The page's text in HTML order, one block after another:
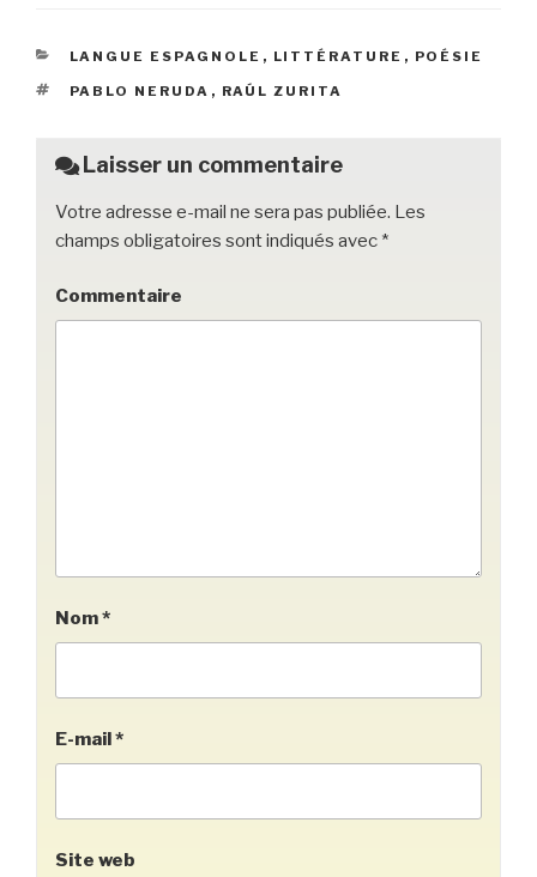
e
b
o
k
er
k
et
g
er
CATÉGORIES
LANGUE ESPAGNOLE , LITTÉRATURE , POÉSIE
ÉTIQUETTES
PABLO NERUDA , RAÚL ZURITA
Laisser un commentaire
Votre adresse e-mail ne sera pas publiée. Les
champs obligatoires sont indiqués avec *
Commentaire
Nom*
E-mail *
Site web